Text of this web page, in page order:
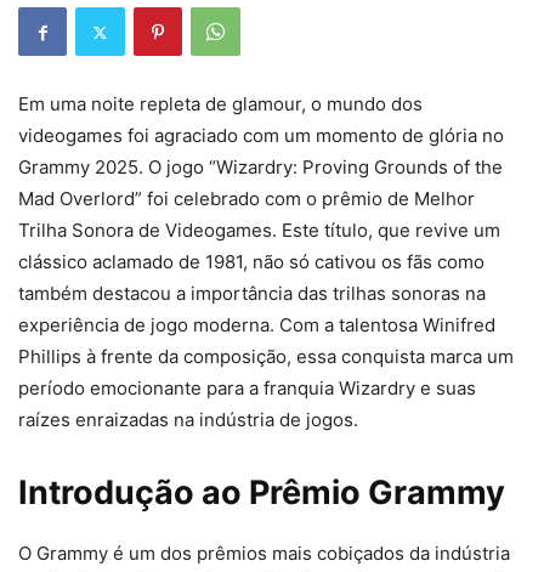
Em uma noite repleta de glamour, o mundo dos
videogames foi agraciado com um momento de glória no
Grammy 2025. O jogo “Wizardry: Proving Grounds of the
Mad Overlord” foi celebrado com o prêmio de Melhor
Trilha Sonora de Videogames. Este título, que revive um
clássico aclamado de 1981, não só cativou os fãs como
também destacou a importância das trilhas sonoras na
experiência de jogo moderna. Com a talentosa Winifred
Phillips à frente da composição, essa conquista marca um
período emocionante para a franquia Wizardry e suas
raízes enraizadas na indústria de jogos.
Introdução ao Prêmio Grammy
O Grammy é um dos prêmios mais cobiçados da indústria